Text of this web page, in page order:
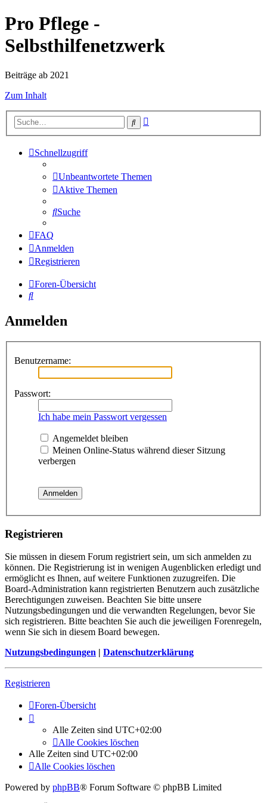
Pro Pflege -
Selbsthilfenetzwerk
Beiträge ab 2021
Zum Inhalt
Suche
Schnellzugriff
Unbeantwortete Themen
Aktive Themen
Suche
FAQ
Anmelden
Registrieren
Foren-Übersicht
Suche
Anmelden
Benutzername:
Passwort:
Ich habe mein Passwort vergessen
Angemeldet bleiben
Meinen Online-Status während dieser Sitzung
verbergen
Registrieren
Sie müssen in diesem Forum registriert sein, um sich anmelden zu
können. Die Registrierung ist in wenigen Augenblicken erledigt und
ermöglicht es Ihnen, auf weitere Funktionen zuzugreifen. Die
Board-Administration kann registrierten Benutzern auch zusätzliche
Berechtigungen zuweisen. Beachten Sie bitte unsere
Nutzungsbedingungen und die verwandten Regelungen, bevor Sie
sich registrieren. Bitte beachten Sie auch die jeweiligen Forenregeln,
wenn Sie sich in diesem Board bewegen.
Nutzungsbedingungen | Datenschutzerklärung
Registrieren
Foren-Übersicht
Alle Zeiten sind UTC+02:00
Alle Cookies löschen
Alle Zeiten sind UTC+02:00
Alle Cookies löschen
Powered by phpBB® Forum Software © phpBB Limited